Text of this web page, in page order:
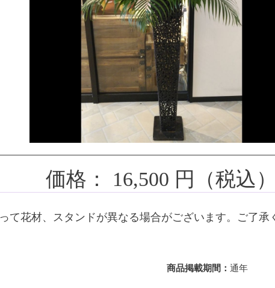
価格： 16,500 円（税込）
て花材、スタンドが異なる場合がございます。ご了承
商品掲載期間： 通年